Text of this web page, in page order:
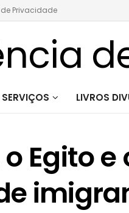
Privacidade
LIVROS
Egito